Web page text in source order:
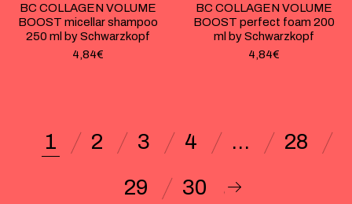
BC COLLAGEN VOLUME
BOOST micellar shampoo
250 ml by Schwarzkopf
4,84€
BC COLLAGEN VOLUME
BOOST perfect foam 200
ml by Schwarzkopf
4,84€
1 2 3 4 …
28
29
30